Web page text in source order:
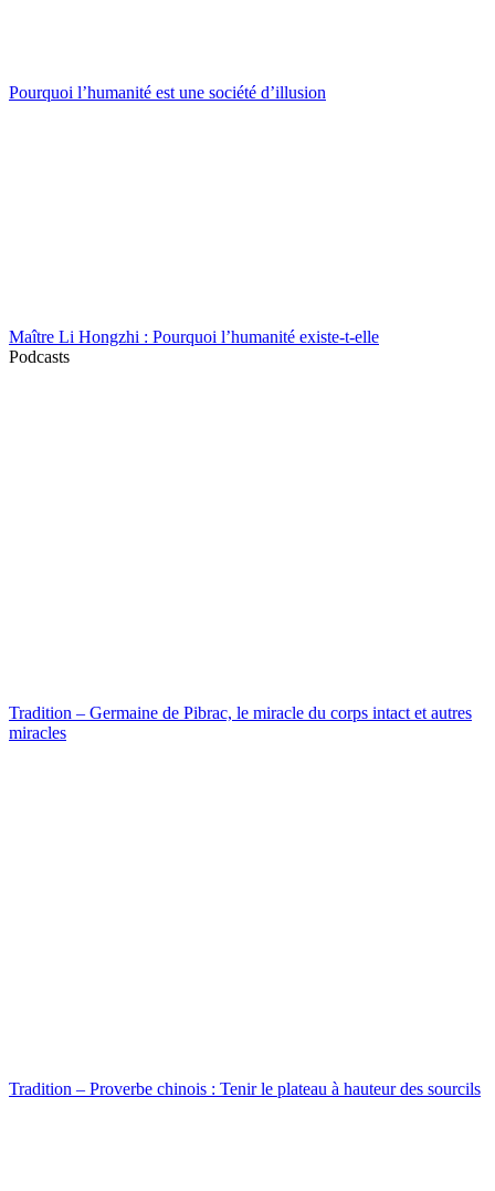
Pourquoi l’humanité est une société d’illusion
Maître Li Hongzhi : Pourquoi l’humanité existe-t-elle
Podcasts
Tradition – Germaine de Pibrac, le miracle du corps intact et autres
miracles
Tradition – Proverbe chinois : Tenir le plateau à hauteur des sourcils